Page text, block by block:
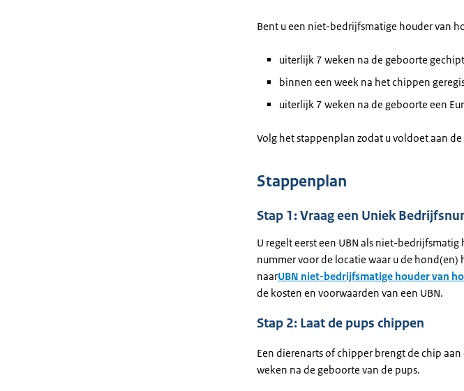
Bent u een niet-bedrijfsmatige houder van
uiterlijk 7 weken na de geboorte
binnen een week na het chippen
uiterlijk 7 weken na de geboorte een
Volg het stappenplan zodat u voldoet aan
Stappenplan
Stap 1: Vraag een Uniek
U regelt eerst een UBN als niet-
nummer voor de locatie waar u de
naarUBN niet-bedrijfsmatige houder van
de kosten en voorwaarden van een UBN.
Stap 2: Laat de pups chippen
Een dierenarts of chipper brengt de chip
weken na de geboorte van de pups.